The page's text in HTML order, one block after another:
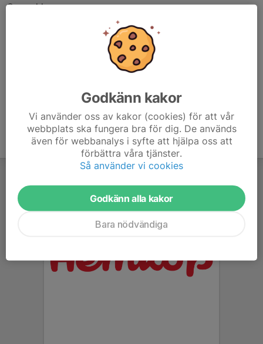
Scramble
mingolf.golf.se/login/
TÄVLINGSKALENDER 2026-1.docx
Godkänn kakor
Vi använder oss av kakor (cookies) för att vår
webbplats ska fungera bra för dig. De används
även för webbanalys i syfte att hjälpa oss att
förbättra våra tjänster.
Så använder vi cookies
Godkänn alla kakor
Bara nödvändiga